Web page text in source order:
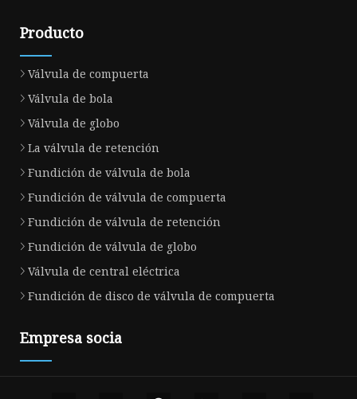
Producto
Válvula de compuerta
Válvula de bola
Válvula de globo
La válvula de retención
Fundición de válvula de bola
Fundición de válvula de compuerta
Fundición de válvula de retención
Fundición de válvula de globo
Válvula de central eléctrica
Fundición de disco de válvula de compuerta
Empresa socia